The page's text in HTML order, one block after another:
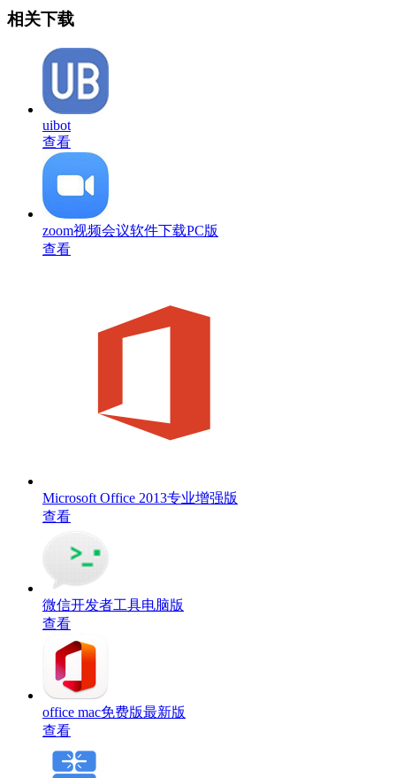
相关下载
uibot
查看
zoom视频会议软件下载PC版
查看
Microsoft Office 2013专业增强版
查看
微信开发者工具电脑版
查看
office mac免费版最新版
查看